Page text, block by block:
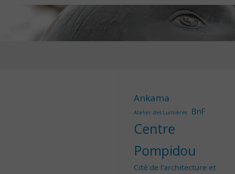
Ankama
Atelier des Lumières BnF
Centre
Pompidou
Cité de l'architecture et